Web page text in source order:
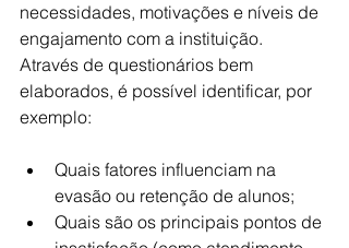
necessidades, motivações e níveis de
engajamento com a instituição.
Através de questionários bem
elaborados, é possível identificar, por
exemplo:
Quais fatores influenciam na
evasão ou retenção de alunos;
Quais são os principais pontos de